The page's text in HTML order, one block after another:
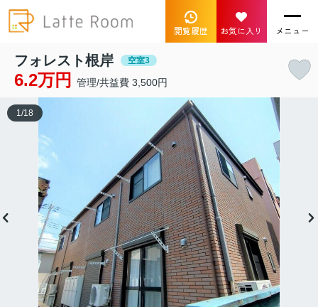
閲覧履歴 お気に入り メニュー
フォレスト根岸 空室3
6.2万円 管理/共益費 3,500円
1 /18